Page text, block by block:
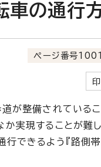
車の通行
ページ番号
が整備されているこ
実現することが難
できるよう『路側